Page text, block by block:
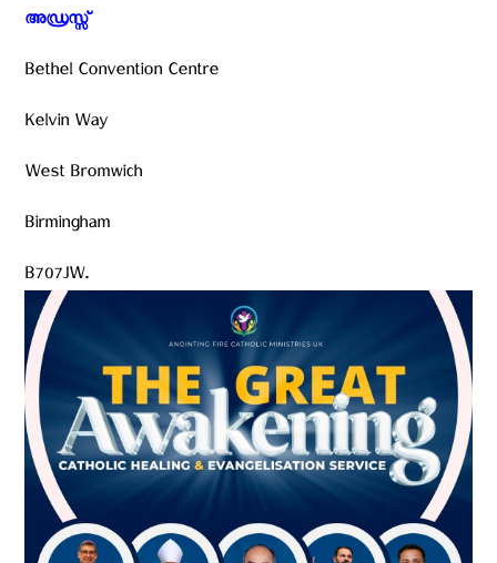
അഡ്രസ്സ് ‍
Bethel Convention Centre
Kelvin Way
West Bromwich
Birmingham
B707JW.